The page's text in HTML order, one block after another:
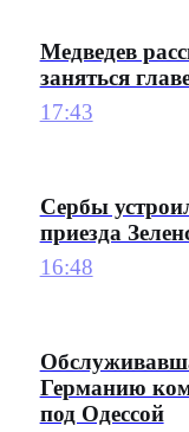
Медведев
заняться
17:43
Сербы
приезда
16:48
Германию
под Одессой